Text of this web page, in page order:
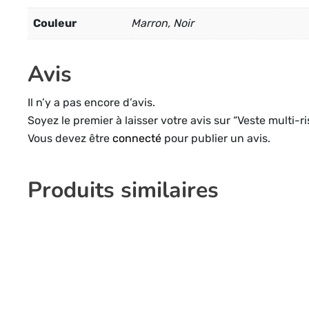
Couleur Marron, Noir
Avis
Il n’y a pas encore d’avis.
Soyez le premier à laisser votre avis sur “Veste multi-
Vous devez être connecté pour publier un avis.
Produits similaires